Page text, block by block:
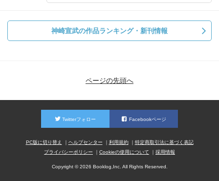
神崎宣武の作品ランキング・新刊情報
ページの先頭へ
Twitterフォロー Facebookページ
PC版に切り替え ヘルプセンター 利用規約
特定商取引法に基づく表記
プライバシーポリシー
Cookieの使用について 採用情報
Copyright © 2026 Booklog,Inc. All Rights Reserved.